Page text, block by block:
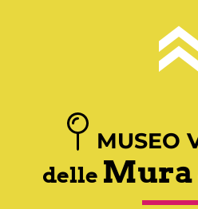
MUSEO
delle Mura